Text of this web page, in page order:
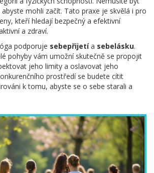
mohli začít. Tato praxe je skvělá i pro
kteří hledají bezpečný a efektivní
a zdraví.
podporuje sebepřijetía sebelásku.
pohyby vám umožní skutečně se propojit
jeho limity a oslavovat jeho
prostředí se budete cítit
k tomu, abyste se o sebe starali a